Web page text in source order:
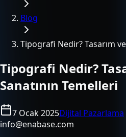
Blog
Tipografi Nedir? Tasarım ve
Tipografi Nedir?
Sanatının Temelleri
7 Ocak 2025Dijital Pazarlama
info@enabase.com